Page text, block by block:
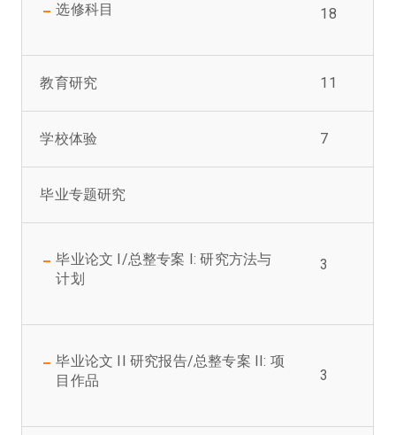
选修科目 18
教育研究 11
学校体验 7
毕业专题研究
毕业论文 I/总整专案 I: 研究方法与
计划
3
毕业论文 II 研究报告/总整专案 II: 项
目作品
3